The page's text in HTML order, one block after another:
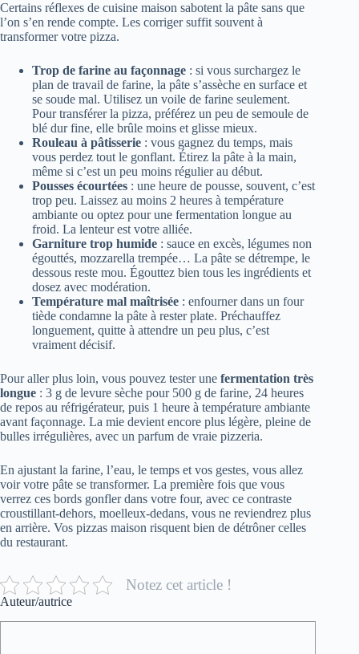
Certains réflexes de cuisine maison sabotent la pâte sans que
l’on s’en rende compte. Les corriger suffit souvent à
transformer votre pizza.
Trop de farine au façonnage : si vous surchargez le
plan de travail de farine, la pâte s’assèche en surface et
se soude mal. Utilisez un voile de farine seulement.
Pour transférer la pizza, préférez un peu de semoule de
blé dur fine, elle brûle moins et glisse mieux.
Rouleau à pâtisserie : vous gagnez du temps, mais
vous perdez tout le gonflant. Étirez la pâte à la main,
même si c’est un peu moins régulier au début.
Pousses écourtées : une heure de pousse, souvent, c’est
trop peu. Laissez au moins 2 heures à température
ambiante ou optez pour une fermentation longue au
froid. La lenteur est votre alliée.
Garniture trop humide : sauce en excès, légumes non
égouttés, mozzarella trempée… La pâte se détrempe, le
dessous reste mou. Égouttez bien tous les ingrédients et
dosez avec modération.
Température mal maîtrisée : enfourner dans un four
tiède condamne la pâte à rester plate. Préchauffez
longuement, quitte à attendre un peu plus, c’est
vraiment décisif.
Pour aller plus loin, vous pouvez tester une fermentation très
longue : 3 g de levure sèche pour 500 g de farine, 24 heures
de repos au réfrigérateur, puis 1 heure à température ambiante
avant façonnage. La mie devient encore plus légère, pleine de
bulles irrégulières, avec un parfum de vraie pizzeria.
En ajustant la farine, l’eau, le temps et vos gestes, vous allez
voir votre pâte se transformer. La première fois que vous
verrez ces bords gonfler dans votre four, avec ce contraste
croustillant-dehors, moelleux-dedans, vous ne reviendrez plus
en arrière. Vos pizzas maison risquent bien de détrôner celles
du restaurant.
Notez cet article !
Auteur/autrice